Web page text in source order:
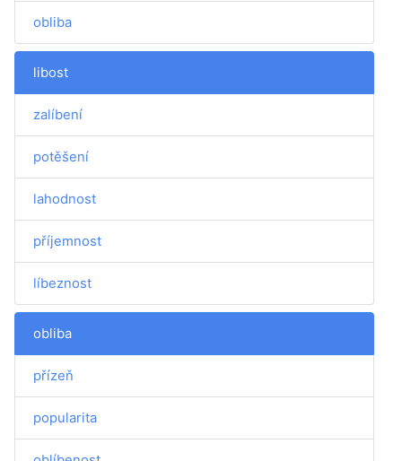
obliba
libost
zalíbení
potěšení
lahodnost
příjemnost
líbeznost
obliba
přízeň
popularita